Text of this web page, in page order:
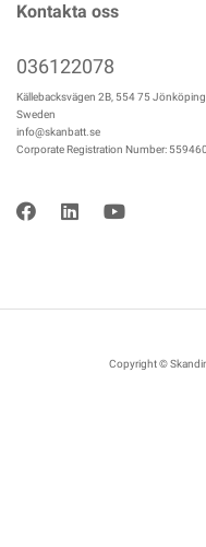
Kontakta oss
036122078
Källebacksvägen 2B, 554 75 Jönköping,
Sweden
info@skanbatt.se
Corporate Registration Number:
Copyright ©